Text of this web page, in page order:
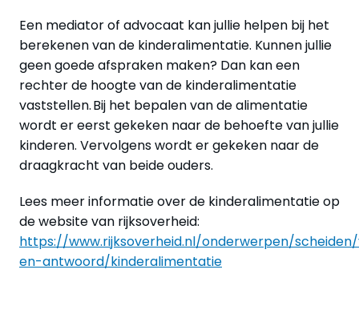
Een mediator of advocaat kan jullie helpen bij het
berekenen van de kinderalimentatie. Kunnen jullie
geen goede afspraken maken? Dan kan een
rechter de hoogte van de kinderalimentatie
vaststellen. Bij het bepalen van de alimentatie
wordt er eerst gekeken naar de behoefte van jullie
kinderen. Vervolgens wordt er gekeken naar de
draagkracht van beide ouders.
Lees meer informatie over de kinderalimentatie op
de website van rijksoverheid:
https://www.rijksoverheid.nl/onderwerpen/
en-antwoord/kinderalimentatie